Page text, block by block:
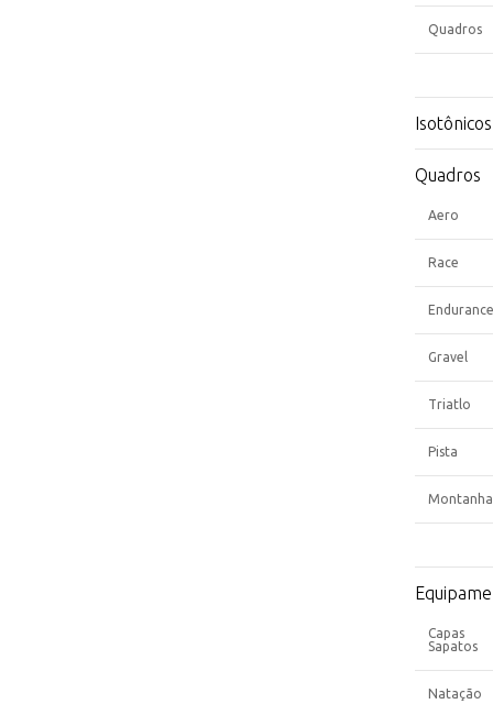
Quadros
Isotônicos
Quadros
Aero
Race
Endurance
Gravel
Triatlo
Pista
Montanha
Capas
Sapatos
Natação